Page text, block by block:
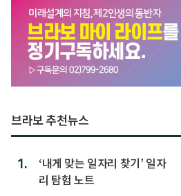
브라보 추천뉴스
1.
‘내게 맞는 일자리 찾기’ 일자
리 탐험 노트